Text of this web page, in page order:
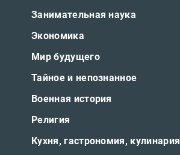
Занимательная наука
Экономика
Мир будущего
Тайное и непознанное
Военная история
Религия
Кухня, гастрономия, кулинария